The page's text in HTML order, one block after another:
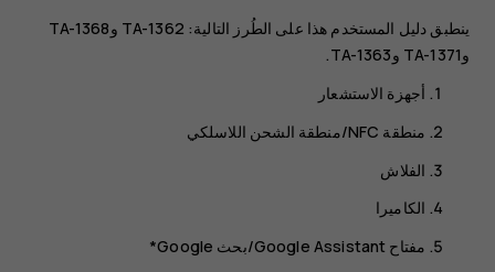
ينطبق دليل المستخدم هذا على الطُرز التالية: TA-1362 وTA-1368
وTA-1371 وTA-1363.
‏‫أجهزة الاستشعار‬
الفلاش
الكاميرا
مفتاح Google Assistant/بحث Google*